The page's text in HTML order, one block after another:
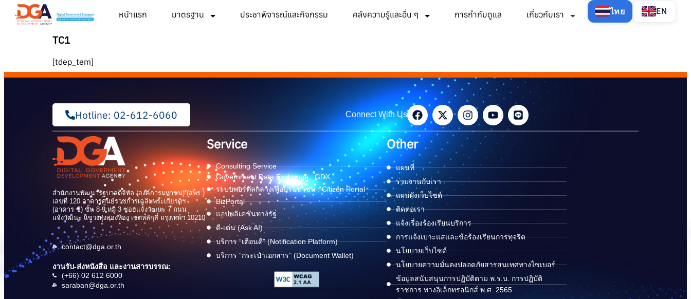
หน้าแรก มาตรฐาน ประชาพิจารณ์และกิจกรรม คลังความรู้และอื่น ๆ การกำกับดูแล เกี่ยวกับเรา ไทย EN
TC1
[tdep_tem]
Hotline: 02-612-6060 Connect With Us
สำนักงานพัฒนารัฐบาลดิจิทัล (องค์การมหาชน) (สพร.)
เลขที่ 120 อาคารศูนย์ราชการเฉลิมพระเกียรติฯ
(อาคาร ซี) ชั้น 8-9 หมู่ 3 ซอยแจ้งวัฒนะ 7 ถนน
แจ้งวัฒนะ แขวงทุ่งสองห้อง เขตหลักสี่ กรุงเทพฯ 10210
contact@dga.or.th
งานรับ-ส่งหนังสือ และงานสารบรรณ:
(+66) 02 612 6000
saraban@dga.or.th
Service
Consulting Service
Government Data Exchange : GDX
ระบบพอร์ทัลกลางเพื่อประชาชน : Citizen Portal
BizPortal
แอปพลิเคชันทางรัฐ
ดี-เด่น (Ask AI)
บริการ “เตือนดี” (Notification Platform)
บริการ “กระเป๋าเอกสาร” (Document Wallet)
Other
แผนที่
ร่วมงานกับเรา
แผนผังเว็บไซต์
ติดต่อเรา
แจ้งเรื่องร้องเรียนบริการ
การแจ้งเบาะแสและข้อร้องเรียนการทุจริต
นโยบายเว็บไซต์
นโยบายความมั่นคงปลอดภัยสารสนเทศทางไซเบอร์
ข้อมูลสนับสนุนการปฏิบัติตาม พ.ร.บ. การปฏิบัติ
ราชการ ทางอิเล็กทรอนิกส์ พ.ศ. 2565